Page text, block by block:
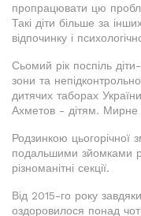
пропрацювати цю
Такі діти більше за
відпочинку і
Сьомий рік поспіль
зони та
дитячих таборах
Ахметов - дітям. Мирне
Родзинкою цьогорічної
подальшими зйомками
різноманітні секції.
Від 2015-го року
оздоровилося понад